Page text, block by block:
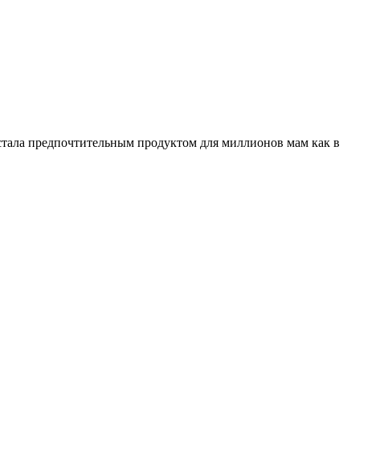
предпочтительным продуктом для миллионов мам как в